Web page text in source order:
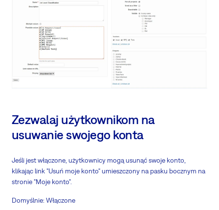
Zezwalaj użytkownikom na
usuwanie swojego konta
Jeśli jest włączone, użytkownicy mogą usunąć swoje konto,
klikając link "Usuń moje konto" umieszczony na pasku bocznym na
stronie "Moje konto".
Domyślnie: Włączone